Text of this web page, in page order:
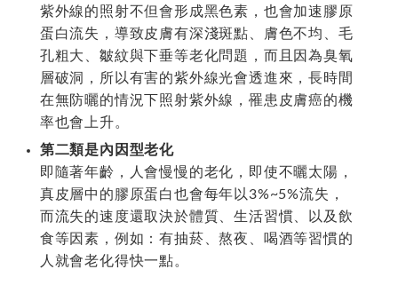
紫外線的照射不但會形成黑色素，也會加速膠原
蛋白流失，導致皮膚有深淺斑點、膚色不均、毛
孔粗大、皺紋與下垂等老化問題，而且因為臭氧
層破洞，所以有害的紫外線光會透進來，長時間
在無防曬的情況下照射紫外線，罹患皮膚癌的機
率也會上升。
第二類是內因型老化
即隨著年齡，人會慢慢的老化，即使不曬太陽，
真皮層中的膠原蛋白也會每年以3%~5%流失，
而流失的速度還取決於體質、生活習慣、以及飲
食等因素，例如：有抽菸、熬夜、喝酒等習慣的
人就會老化得快一點。